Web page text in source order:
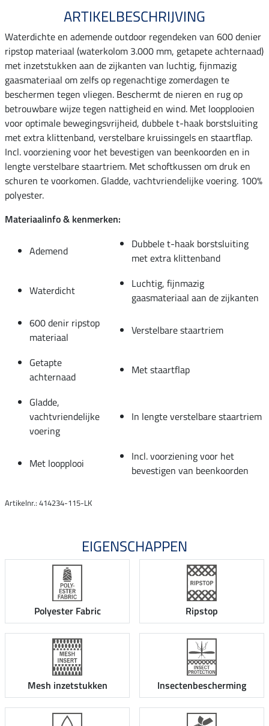
ARTIKELBESCHRIJVING
Waterdichte en ademende outdoor regendeken van 600 denier
ripstop materiaal (waterkolom 3.000 mm, getapete achternaad)
met inzetstukken aan de zijkanten van luchtig, fijnmazig
gaasmateriaal om zelfs op regenachtige zomerdagen te
beschermen tegen vliegen. Beschermt de nieren en rug op
betrouwbare wijze tegen nattigheid en wind. Met loopplooien
voor optimale bewegingsvrijheid, dubbele t-haak borstsluiting
met extra klittenband, verstelbare kruissingels en staartflap.
Incl. voorziening voor het bevestigen van beenkoorden en in
lengte verstelbare staartriem. Met schoftkussen om druk en
schuren te voorkomen. Gladde, vachtvriendelijke voering. 100%
polyester.
Materiaalinfo & kenmerken:
Ademend
Dubbele t-haak borstsluiting
met extra klittenband
Waterdicht
Luchtig, fijnmazig
gaasmateriaal aan de zijkanten
600 denir ripstop
materiaal
Verstelbare staartriem
Getapte
achternaad
Met staartflap
Gladde,
vachtvriendelijke
voering
In lengte verstelbare staartriem
Met loopplooi
Incl. voorziening voor het
bevestigen van beenkoorden
Artikelnr.: 414234-115-LK
EIGENSCHAPPEN
Polyester Fabric Ripstop
Mesh inzetstukken Insectenbescherming